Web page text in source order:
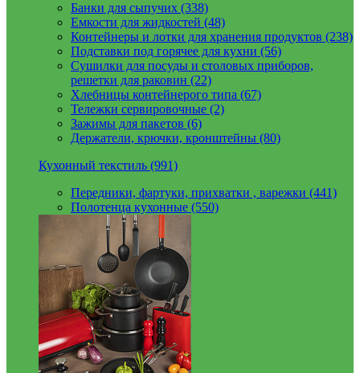
Банки для сыпучих (338)
Емкости для жидкостей (48)
Контейнеры и лотки для хранения продуктов (238)
Подставки под горячее для кухни (56)
Сушилки для посуды и столовых приборов,
решетки для раковин (22)
Хлебницы контейнерого типа (67)
Тележки сервировочные (2)
Зажимы для пакетов (6)
Держатели, крючки, кронштейны (80)
Кухонный текстиль (991)
Передники, фартуки, прихватки , варежки (441)
Полотенца кухонные (550)